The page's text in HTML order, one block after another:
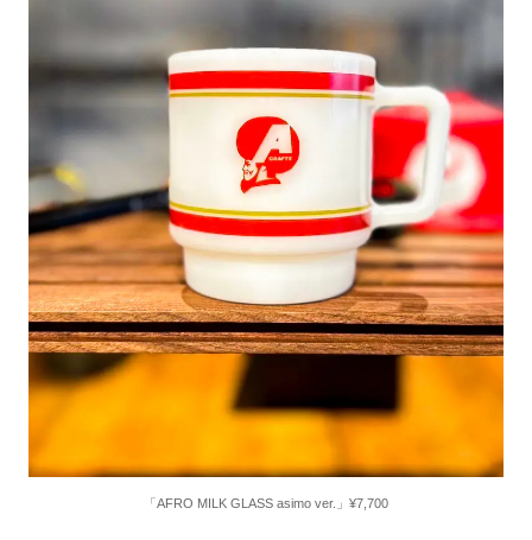
「AFRO MILK GLASS asimo ver.」¥7,700